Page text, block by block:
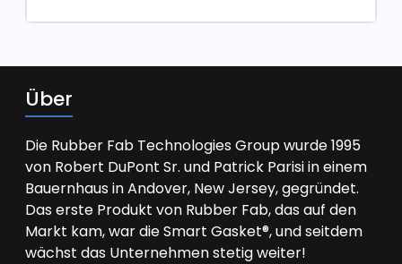
Über
Die Rubber Fab Technologies Group wurde 1995
von Robert DuPont Sr. und Patrick Parisi in einem
Bauernhaus in Andover, New Jersey, gegründet.
Das erste Produkt von Rubber Fab, das auf den
Markt kam, war die Smart Gasket®, und seitdem
wächst das Unternehmen stetig weiter!